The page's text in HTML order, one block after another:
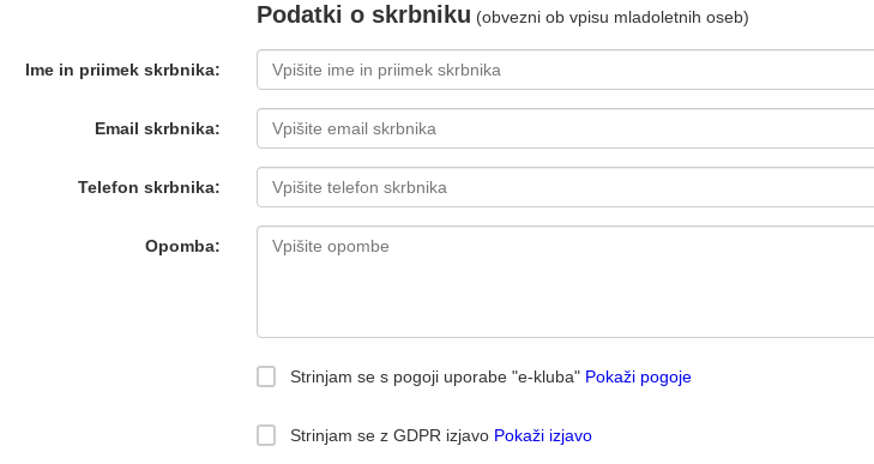
Podatki o skrbniku (obvezni ob vpisu mladoletnih oseb)
Ime in priimek skrbnika:
Email skrbnika:
Telefon skrbnika:
Opomba:
Strinjam se s pogoji uporabe "e-kluba" Pokaži pogoje
Strinjam se z GDPR izjavo Pokaži izjavo